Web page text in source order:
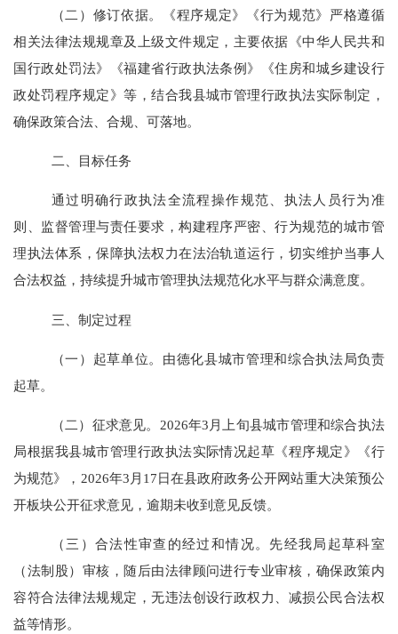
（二）修订依据。
《程序规定》《行为规范》严格遵循
相关法律法规规章及上级文件规定，主要依据《中华人民共和
国行政处罚法》《福建省行政执法条例》《住房和城乡建设行
政处罚程序规定》等，结合我县城市管理行政执法实际制定，
确保政策合法、合规、可落地。
二、 目标任务
通过明确行政执法全流程操作规范、执法人员行为准
则、监督管理与责任要求，构建程序严密、行为规范的城市管
理执法体系，保障执法权力在法治轨道运行，切实维护当事人
合法权益，持续提升城市管理执法规范化水平与群众满意度。
三、 制定过程
（一） 起草单位。由德化县城市管理和综合执法局负责
起草。
（二） 征求意见。 2026年3月上旬县城市管理和综合执法
局根据我县城市管理行政执法实际情况起草 《程序规定》《行
为规范》
， 2026年3月17日在县政府政务公开网站重大决策预公
开板块公开征求意见，逾期未收到意见反馈。
（三） 合法性审查的经过和情况。 先经我局起草科室
（法制股）审核，随后由法律顾问进行专业审核，确保政策内
容符合法律法规规定，无违法创设行政权力、减损公民合法权
益等情形。